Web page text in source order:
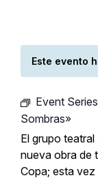
Este evento
Event
Sombras»
El grupo
nueva obra de
Copa; esta